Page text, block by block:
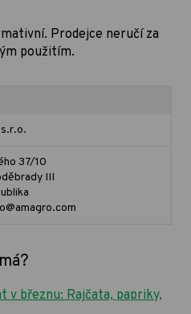
Prodejce neručí za
použitím.
37/10
III
v březnu: Rajčata, papriky,